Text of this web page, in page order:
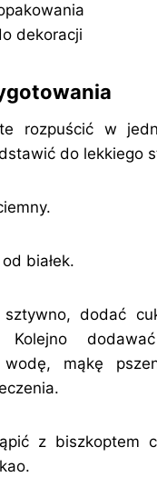
dekoracji
rozpuścić w
do lekkiego
białek.
sztywno, dodać
dodawać
wodę, mąkę
z biszkoptem